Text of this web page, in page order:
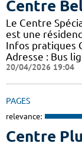
Centre
Le Centre
est une
Infos pratiques
Adresse : Bus
20/04/2026 19:04
PAGES
relevance:
Centre